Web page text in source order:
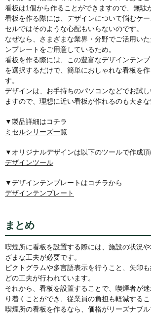
看板は1個から作ることができますので、無駄
看板を作る際には、デザインについて悩むケ
セルではそのような心配もいらないのです。
なぜなら、さまざまな業界・分野でご活用い
ンプレートをご用意しているため。
看板を作る際には、この豊富なデザインテン
を選択するだけで、簡単におしゃれな看板を
す。
デザインは、お手持ちのパソコンなどでお試
ますので、理想に近い看板が作れるのも大きな
▼製品詳細はコチラ
ミセルシリーズ一覧
▼オリジナルデザインは以下のツールで作成頂
デザインツール
▼デザインテンプレートはコチラから
デザインテンプレート
まとめ
喫煙所に看板を設置する際には、施設の状況
ざまな工夫が必要です。
ピクトグラムや多言語表示を行うこと、矢印
どの工夫が行われています。
それから、看板を設置することで、喫煙者が
り着くことができ、従業員の負担も軽減するこ
喫煙所の看板を作るなら、価格がリーズナブ